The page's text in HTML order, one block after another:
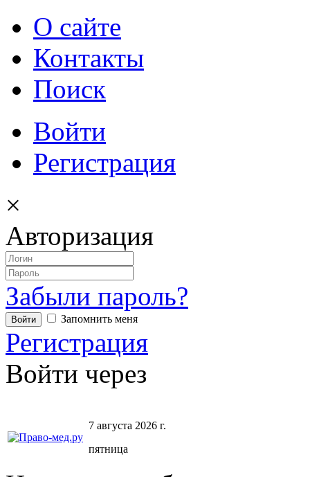
О сайте
Контакты
Поиск
Войти
Регистрация
×
Авторизация
Забыли пароль?
Запомнить меня
Регистрация
Войти через
7 августа 2026 г.
пятница